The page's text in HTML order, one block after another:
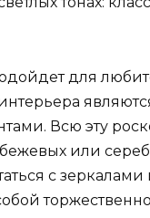
для
Всю эту
или
с